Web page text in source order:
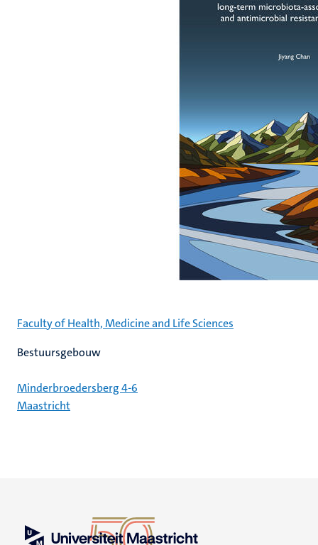
Faculty of Health, Medicine and Life Sciences
Bestuursgebouw
Minderbroedersberg 4-6
Maastricht